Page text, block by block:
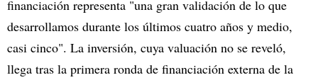
financiación representa "una gran validación de lo que
desarrollamos durante los últimos cuatro años y medio,
casi cinco". La inversión, cuya valuación no se reveló,
llega tras la primera ronda de financiación externa de la